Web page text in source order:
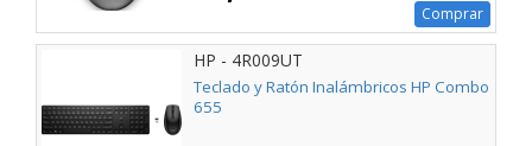
Comprar
HP - 4R009UT
Teclado y Ratón Inalámbricos HP Combo
655